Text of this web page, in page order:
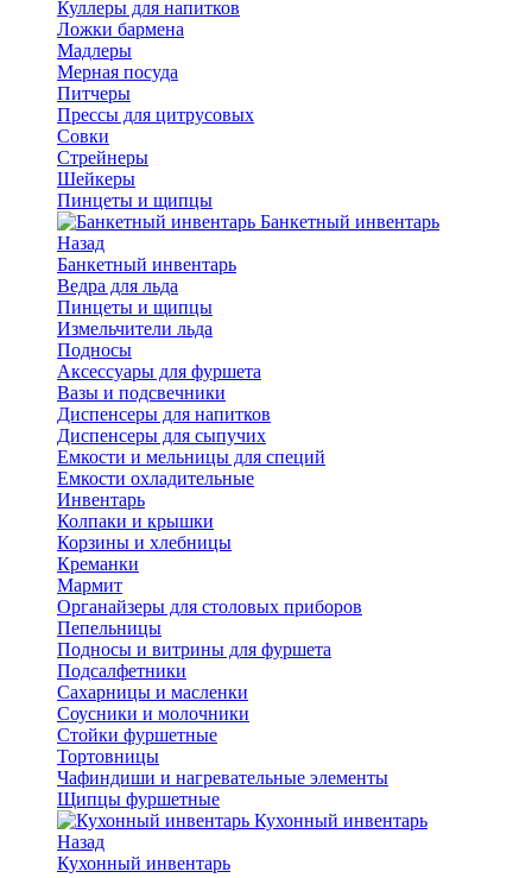
Куллеры для напитков
Ложки бармена
Мадлеры
Мерная посуда
Питчеры
Прессы для цитрусовых
Совки
Стрейнеры
Шейкеры
Пинцеты и щипцы
Банкетный инвентарь
Назад
Банкетный инвентарь
Ведра для льда
Пинцеты и щипцы
Измельчители льда
Подносы
Аксессуары для фуршета
Вазы и подсвечники
Диспенсеры для напитков
Диспенсеры для сыпучих
Емкости и мельницы для специй
Емкости охладительные
Инвентарь
Колпаки и крышки
Корзины и хлебницы
Креманки
Мармит
Органайзеры для столовых приборов
Пепельницы
Подносы и витрины для фуршета
Подсалфетники
Сахарницы и масленки
Соусники и молочники
Стойки фуршетные
Тортовницы
Чафиндиши и нагревательные элементы
Щипцы фуршетные
Кухонный инвентарь
Назад
Кухонный инвентарь